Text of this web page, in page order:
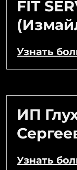
FIT
Узнать
ИП
Узнать